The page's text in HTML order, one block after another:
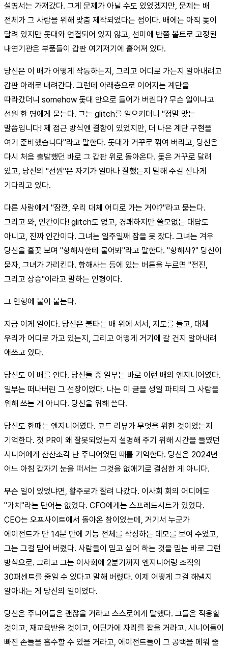
설명서는 가져갔다. 그게 문제가 아닐 수도 있었겠지만, 문제는 배
전체가 그 사람을 위해 맞춤 제작되었다는 점이다. 배에는 아직 돛이
달려 있지만 돛대와 연결되어 있지 않고, 선미에 반쯤 볼트로 고정된
내연기관은 부품들이 갑판 여기저기에 흩어져 있다.
당신은 이 배가 어떻게 작동하는지, 그리고 어디로 가는지 알아내려고
갑판 아래로 내려간다. 그런데 아래층으로 이어지는 계단을
따라갔더니 somehow 돛대 안으로 들어가 버린다? 무슨 일이냐고
선원 한 명에게 묻는다. 그는 glitch를 일으키더니 "정말 맞는
말씀입니다! 제 접근 방식엔 결함이 있었지만, 더 나은 계단 구현을
여기 준비했습니다"라고 말한다. 돛대가 거꾸로 꺾여 버리고, 당신은
다시 처음 출발했던 바로 그 갑판 위로 돌아온다. 돛은 거꾸로 달려
있고, 당신의 "선원"은 자기가 얼마나 잘했는지 말해 주길 신나게
기다리고 있다.
다른 사람에게 "잠깐, 우리 대체 어디로 가는 거야?"라고 묻는다.
그리고 와, 인간이다! glitch도 없고, 경쾌하지만 쓸모없는 대답도
아니고, 진짜 인간이다. 그녀는 일주일째 잠을 못 잤다. 그녀는 겨우
당신을 흘끗 보며 "항해사한테 물어봐"라고 말한다. "항해사?" 당신이
묻자, 그녀가 가리킨다. 항해사는 등에 있는 버튼을 누르면 "전진,
그리고 상승"이라고 말하는 인형이다.
그 인형에 불이 붙는다.
지금 이게 일이다. 당신은 불타는 배 위에 서서, 지도를 들고, 대체
우리가 어디로 가고 있는지, 그리고 어떻게 거기에 갈 건지 알아내려
애쓰고 있다.
당신도 이 배를 안다. 당신들 중 일부는 바로 이런 배의 엔지니어였다.
일부는 떠나버린 그 선장이었다. 나는 이 글을 생일 파티의 그 사람을
위해 쓰는 게 아니다. 당신을 위해 쓴다.
당신도 한때는 엔지니어였다. 코드 리뷰가 무엇을 위한 것이었는지
기억한다. 첫 PR이 왜 잘못되었는지 설명해 주기 위해 시간을 들였던
시니어에게 산산조각 난 주니어였던 때를 기억한다. 당신은 2024년
어느 아침 갑자기 눈을 떠서는 그것을 없애기로 결심한 게 아니다.
무슨 일이 있었냐면, 활주로가 잘려 나갔다. 이사회 회의 어디에도
"가치"라는 단어는 없었다. CFO에게는 스프레드시트가 있었다.
CEO는 오프사이트에서 돌아온 참이었는데, 거기서 누군가
에이전트가 단 14분 만에 기능 전체를 작성하는 데모를 보여 주었고,
그는 그걸 믿어 버렸다. 사람들이 믿고 싶어 하는 것을 믿는 바로 그런
방식으로. 그리고 그는 이사회에 2분기까지 엔지니어링 조직의
30퍼센트를 줄일 수 있다고 말해 버렸다. 이제 어떻게 그걸 해낼지
알아내는 게 당신의 일이었다.
당신은 주니어들은 괜찮을 거라고 스스로에게 말했다. 그들은 적응할
것이고, 재교육받을 것이고, 어딘가에 자리를 잡을 거라고. 시니어들이
빠진 손들을 흡수할 수 있을 거라고, 에이전트들이 그 공백을 메워 줄